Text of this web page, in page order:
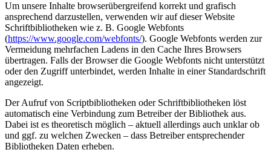
Um unsere Inhalte browserübergreifend korrekt und grafisch
ansprechend darzustellen, verwenden wir auf dieser Website
Schriftbibliotheken wie z. B. Google Webfonts
(https://www.google.com/webfonts/). Google Webfonts werden zur
Vermeidung mehrfachen Ladens in den Cache Ihres Browsers
übertragen. Falls der Browser die Google Webfonts nicht unterstützt
oder den Zugriff unterbindet, werden Inhalte in einer Standardschrift
angezeigt.
Der Aufruf von Scriptbibliotheken oder Schriftbibliotheken löst
automatisch eine Verbindung zum Betreiber der Bibliothek aus.
Dabei ist es theoretisch möglich – aktuell allerdings auch unklar ob
und ggf. zu welchen Zwecken – dass Betreiber entsprechender
Bibliotheken Daten erheben.